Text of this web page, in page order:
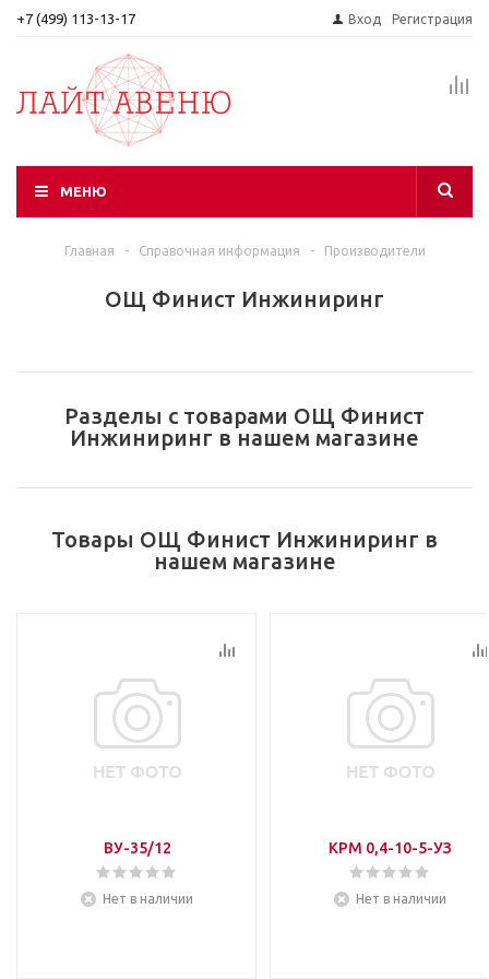
+7 (499) 113-13-17 Вход Регистрация
МЕНЮ
Главная - Справочная информация - Производители
ОЩ Финист Инжиниринг
Разделы с товарами ОЩ Финист
Инжиниринг в нашем магазине
Товары ОЩ Финист Инжиниринг в
нашем магазине
ВУ-35/12
Нет в наличии
КРМ 0,4-10-5-УЗ
Нет в наличии